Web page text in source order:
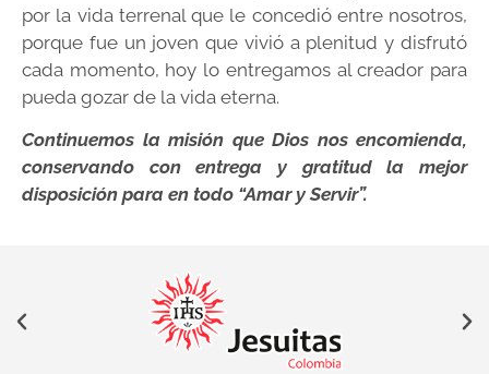
por la vida terrenal que le concedió entre nosotros,
porque fue un joven que vivió a plenitud y disfrutó
cada momento, hoy lo entregamos al creador para
pueda gozar de la vida eterna.
Continuemos la misión que Dios nos encomienda,
conservando con entrega y gratitud la mejor
disposición para en todo “Amar y Servir”.